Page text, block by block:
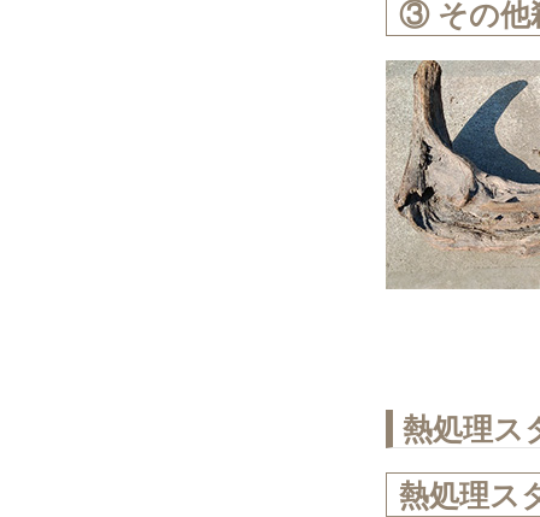
③ その他
熱処理ス
熱処理ス